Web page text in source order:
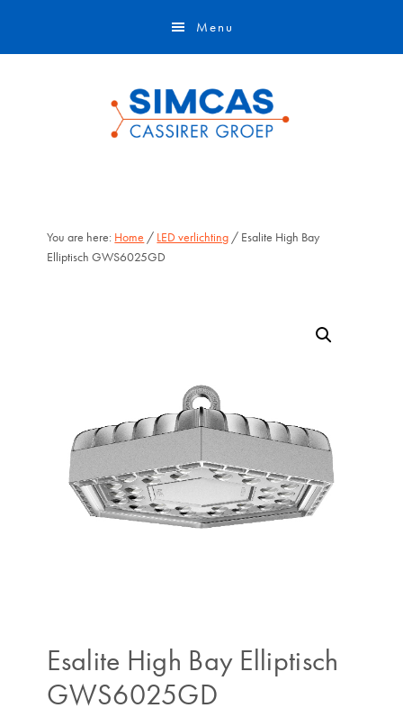
Menu
You are here: Home / LED verlichting / Esalite High Bay
Elliptisch GWS6025GD
Esalite High Bay Elliptisch
GWS6025GD